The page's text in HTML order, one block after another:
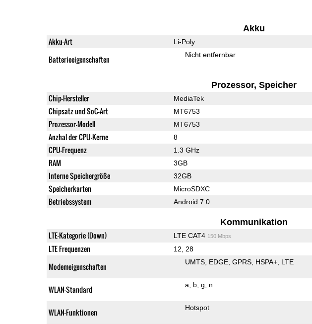
Akku
Akku-Art Li-Poly
Batterieeigenschaften Nicht entfernbar
Prozessor, Speicher
Chip-Hersteller MediaTek
Chipsatz und SoC-Art MT6753
Prozessor-Modell MT6753
Anzhal der CPU-Kerne 8
CPU-Frequenz 1.3 GHz
RAM 3GB
Interne Speichergröße 32GB
Speicherkarten MicroSDXC
Betriebssystem Android 7.0
Kommunikation
LTE-Kategorie (Down) LTE CAT4 150 Mbps
LTE Frequenzen 12, 28
Modemeigenschaften UMTS EDGE GPRS HSPA+ LTE
WLAN-Standard a b g n
WLAN-Funktionen Hotspot